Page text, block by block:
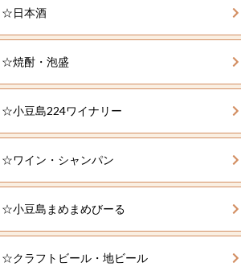
☆日本酒
☆焼酎・泡盛
☆小豆島224ワイナリー
☆ワイン・シャンパン
☆小豆島まめまめびーる
☆クラフトビール・地ビール